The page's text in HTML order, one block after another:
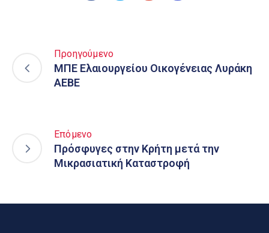
Προηγούμενο
ΜΠΕ Ελαιουργείου Οικογένειας Λυράκη
ΑΕΒΕ
Επόμενο
Πρόσφυγες στην Κρήτη μετά την
Μικρασιατική Καταστροφή